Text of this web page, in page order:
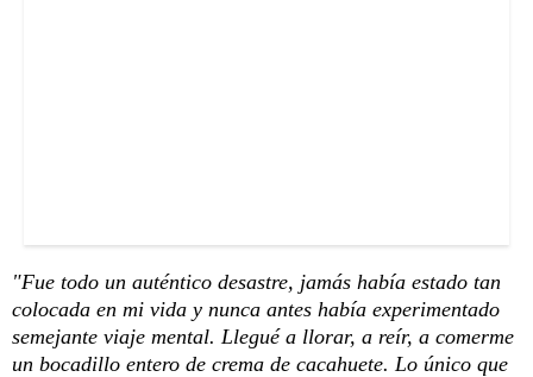
"Fue todo un auténtico desastre, jamás había estado tan
colocada en mi vida y nunca antes había experimentado
semejante viaje mental. Llegué a llorar, a reír, a comerme
un bocadillo entero de crema de cacahuete. Lo único que